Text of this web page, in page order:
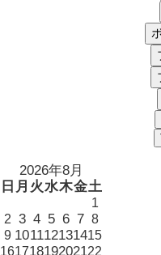
2026年8月
日 月 火水木金土
1
2 3 4 5 6 7 8
9 101112131415
16171819202122